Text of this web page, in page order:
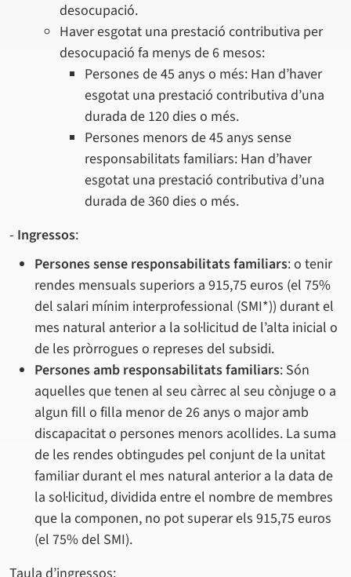
desocupació.
Haver esgotat una prestació contributiva per
desocupació fa menys de 6 mesos:
Persones de 45 anys o més: Han d’haver
esgotat una prestació contributiva d’una
durada de 120 dies o més.
Persones menors de 45 anys sense
responsabilitats familiars: Han d’haver
esgotat una prestació contributiva d’una
durada de 360 dies o més.
- Ingressos:
Persones sense responsabilitats familiars: o tenir
rendes mensuals superiors a 915,75 euros (el 75%
del salari mínim interprofessional (SMI*)) durant el
mes natural anterior a la sol·licitud de l’alta inicial o
de les pròrrogues o represes del subsidi.
Persones amb responsabilitats familiars: Són
aquelles que tenen al seu càrrec al seu cònjuge o a
algun fill o filla menor de 26 anys o major amb
discapacitat o persones menors acollides. La suma
de les rendes obtingudes pel conjunt de la unitat
familiar durant el mes natural anterior a la data de
la sol·licitud, dividida entre el nombre de membres
que la componen, no pot superar els 915,75 euros
(el 75% del SMI).